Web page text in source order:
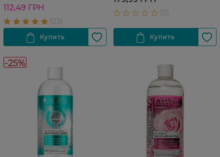
112,49 ГРН
-25%